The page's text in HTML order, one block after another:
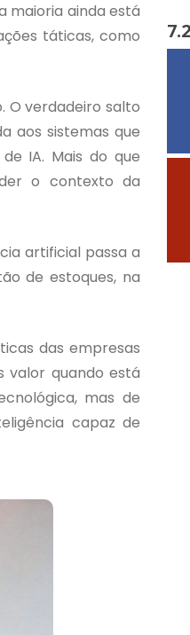
maioria ainda está
táticas, como
O verdadeiro salto
aos sistemas que
IA. Mais do que
o contexto da
artificial passa a
de estoques, na
das empresas
valor quando está
mas de
capaz de